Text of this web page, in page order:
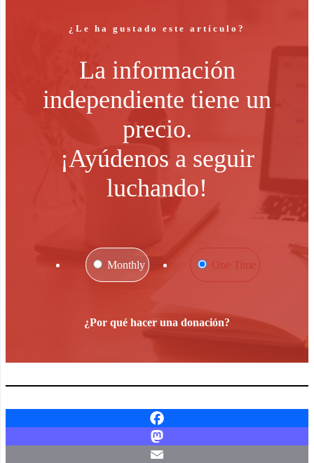
¿Le ha gustado este artículo?
La información
independiente tiene un
precio.
¡Ayúdenos a seguir
luchando!
One Time
Monthly
¿Por qué hacer una donación?